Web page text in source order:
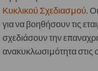
Κυκλικού Σχεδιασμού.
για να βοηθήσουν τις
σχεδιάσουν την
ανακυκλωσιμότητα στις